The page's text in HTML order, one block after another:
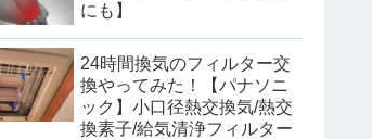
にも】
24時間換気のフィルター交
換やってみた！【パナソニ
ック】小口径熱交換気/熱交
換素子/給気清浄フィルター